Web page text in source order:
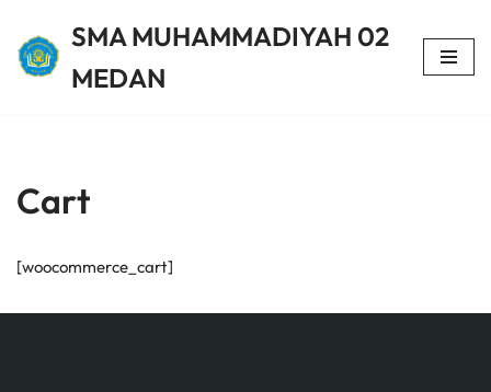
Lompat
SMA MUHAMMADIYAH 02
MEDAN
Cart
[woocommerce_cart]